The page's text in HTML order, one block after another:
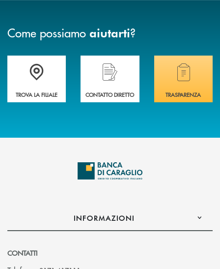
Come possiamo aiutarti?
Accedi all' elenco completo delle filiali di Banca di Caraglio.
TROVA LA FILIALE
Hai bisogno di assistenza immediata?
CONTATTO DIRETTO
Hai bisogno di
TRASPARENZA
INFORMAZIONI
CONTATTI